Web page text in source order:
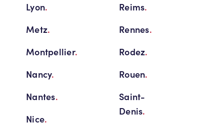
Lyon.
Metz.
Montpellier.
Nancy.
Nantes.
Nice.
Reims.
Rennes.
Rodez.
Rouen.
Saint-
Denis.